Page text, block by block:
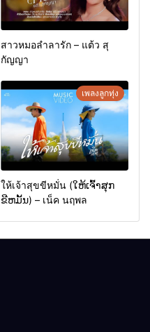
สาวหมอลำลารัก – แต้ว สุ
กัญญา
เพลงลูกทุ่ง
ให้เจ้าสุขขีหมั่น (ໃຫ້ເຈົ້າສຸກ
ຂີຫມັ້ນ) – เน็ค นฤพล